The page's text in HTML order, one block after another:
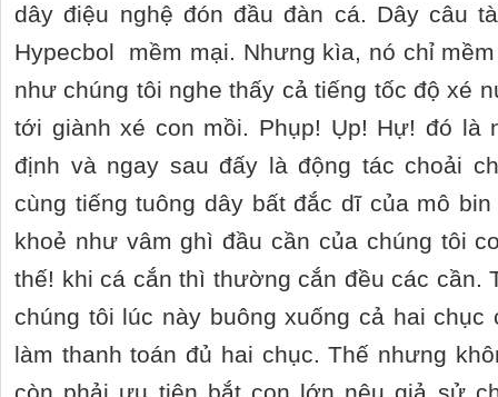
dây điệu nghệ đón đầu đàn cá. Dây câu
Hypecbol mềm mại. Nhưng kìa, nó chỉ
như chúng tôi nghe thấy cả tiếng tốc độ xé
tới giành xé con mồi. Phụp! Ụp! Hự! đó là
định và ngay sau đấy là động tác choải
cùng tiếng tuông dây bất đắc dĩ của mô
khoẻ như vâm ghì đầu cần của chúng tôi
thế! khi cá cắn thì thường cắn đều các cần.
chúng tôi lúc này buông xuống cả hai
làm thanh toán đủ hai chục. Thế nhưng